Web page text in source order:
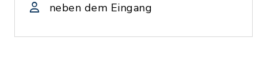
neben dem Eingang